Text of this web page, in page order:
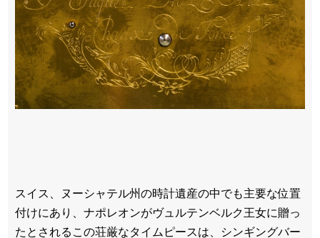
スイス、ヌーシャテル州の時計遺産の中でも主要な位置
付けにあり、ナポレオンがヴュルテンベルク王女に贈っ
たとされるこの荘厳なタイムピースは、シンギングバー